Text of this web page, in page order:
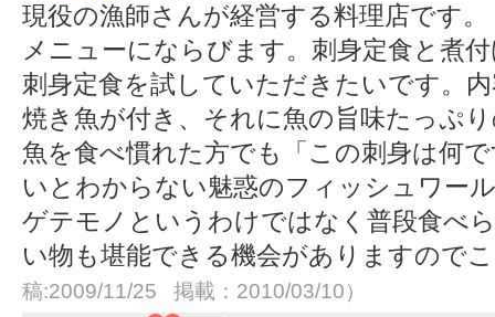
現役の漁師さんが経営する料理店です
メニューにならびます。刺身定食と煮
刺身定食を試していただきたいです。
焼き魚が付き、それに魚の旨味たっぷ
魚を食べ慣れた方でも「この刺身は何
いとわからない魅惑のフィッシュワー
ゲテモノというわけではなく普段食べ
い物も堪能できる機会がありますので
稿:2009/11/25 掲載：2010/03/10）